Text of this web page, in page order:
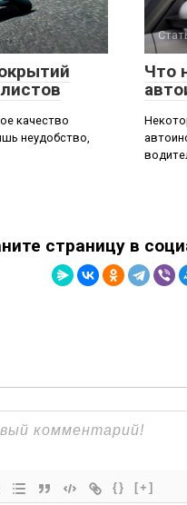
качество
неудобство,
Что
страницу в
{} [+]